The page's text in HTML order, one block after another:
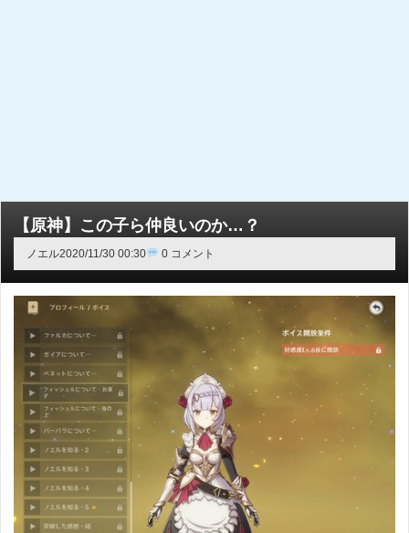
【原神】この子ら仲良いのか…？
ノエル2020/11/30 00:30 0 コメント